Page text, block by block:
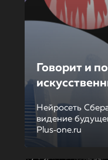
Говорит и
Нейросеть
видение
Plus‑one.ru